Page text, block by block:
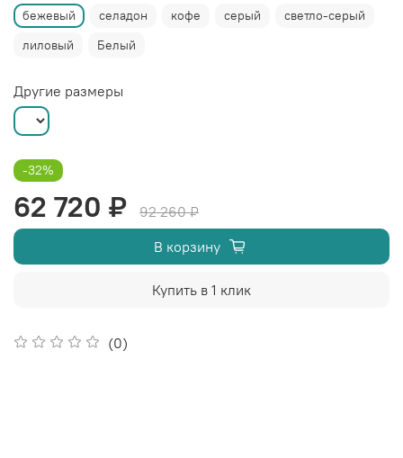
(0)
бежевый селадон кофе серый
светло-серый
лиловый
Белый
-32%
62 720 ₽
92 260 ₽
В корзину
Купить в 1 клик
Другие размеры